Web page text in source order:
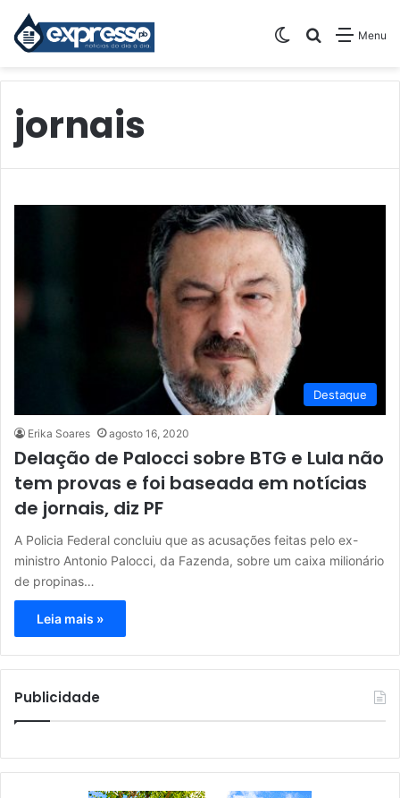
Menu
Pesquisar
Switch skin
jornais
Destaque
Erika Soares agosto 16, 2020
Delação de Palocci sobre BTG e Lula não
tem provas e foi baseada em notícias
de jornais, diz PF
A Policia Federal concluiu que as acusações feitas pelo ex-
ministro Antonio Palocci, da Fazenda, sobre um caixa milionário
de propinas…
Leia mais »
Publicidade